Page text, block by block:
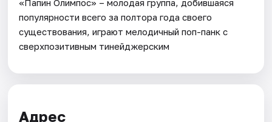
«Папин Олимпос» – молодая группа, добившаяся
популярности всего за полтора года своего
существования, играют мелодичный поп-панк с
сверхпозитивным тинейджерским
Адрес